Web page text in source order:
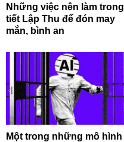
Những việc nên làm trong
tiết Lập Thu để đón may
mắn, bình an
Một trong những mô hình